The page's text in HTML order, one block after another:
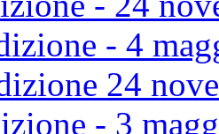
- 4
24
- 3